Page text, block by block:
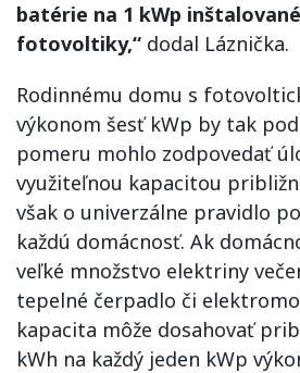
batérie na 1 kWp
fotovoltiky,“ dodal Láznička.
Rodinnému domu s
výkonom šesť kWp by tak
pomeru mohlo zodpovedať
využiteľnou kapacitou
však o univerzálne pravidlo
každú domácnosť. Ak
veľké množstvo elektriny
tepelné čerpadlo či
kapacita môže dosahovať
kWh na každý jeden kWp